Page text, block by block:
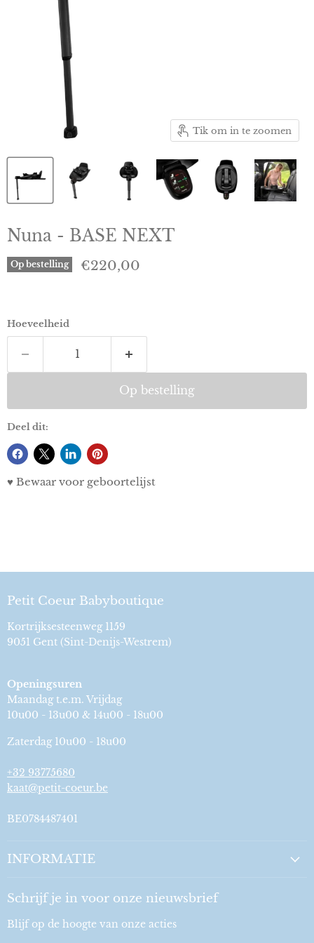
Tik om in te zoomen
Nuna - BASE NEXT
Op bestelling Huidige prijs
€220,00
Hoeveelheid
Op bestelling
Deel dit:
♥ Bewaar voor geboortelijst
Petit Coeur Babyboutique
Kortrijksesteenweg 1159
9051 Gent (Sint-Denijs-Westrem)
Openingsuren
Maandag t.e.m. Vrijdag
10u00 - 13u00 & 14u00 - 18u00
Zaterdag 10u00 - 18u00
+32 93775680
kaat@petit-coeur.be
BE0784487401
INFORMATIE
Schrijf je in voor onze nieuwsbrief
Blijf op de hoogte van onze acties